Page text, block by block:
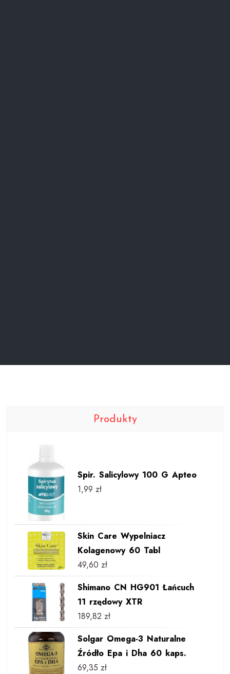
Produkty
Spir. Salicylowy 100 G Apteo
1,99 zł
Skin Care Wypelniacz
Kolagenowy 60 Tabl
49,60 zł
Shimano CN HG901 Łańcuch
11 rzędowy XTR
189,82 zł
Solgar Omega-3 Naturalne
Źródło Epa i Dha 60 kaps.
69,35 zł